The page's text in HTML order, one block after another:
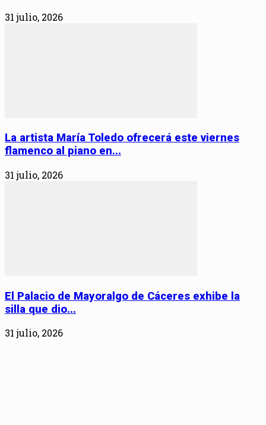
31 julio, 2026
La artista María Toledo ofrecerá este viernes
flamenco al piano en...
31 julio, 2026
El Palacio de Mayoralgo de Cáceres exhibe la
silla que dio...
31 julio, 2026